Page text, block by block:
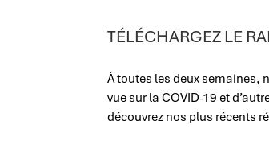
TÉLÉCHARGEZ LE
À toutes les deux semaines,
vue sur la COVID-19 et
découvrez nos plus récents